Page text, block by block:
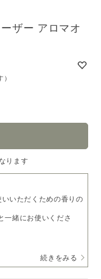
ザー アロマオ
ります
いただくための香りの
一緒にお使いくださ
続きをみる